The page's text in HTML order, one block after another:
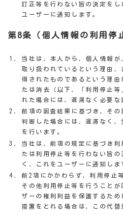
訂正等を行わない旨の決定をし
ユーザーに通知します。
第8条（個人情報の利用停
当社は，本人から，個人情報が
取り扱われているという理由，
得されたものであるという理由
たは消去（以下，「利用停止等
れた場合には，遅滞なく必要な
前項の調査結果に基づき，その
判断した場合には，遅滞なく，
を行います。
当社は，前項の規定に基づき利
たは利用停止等を行わない旨の
く，これをユーザーに通知しま
前2項にかかわらず，利用停止
その他利用停止等を行うことが
ザーの権利利益を保護するため
措置をとれる場合は，この代替